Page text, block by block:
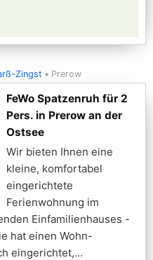
Zingst Prerow
FeWo Spatzenruh für 2
Pers. in Prerow an der
Ostsee
Wir bieten Ihnen eine
kleine, komfortabel
eingerichtete
Ferienwohnung im
Einfamilienhauses -
hat einen Wohn-
eingerichtet,